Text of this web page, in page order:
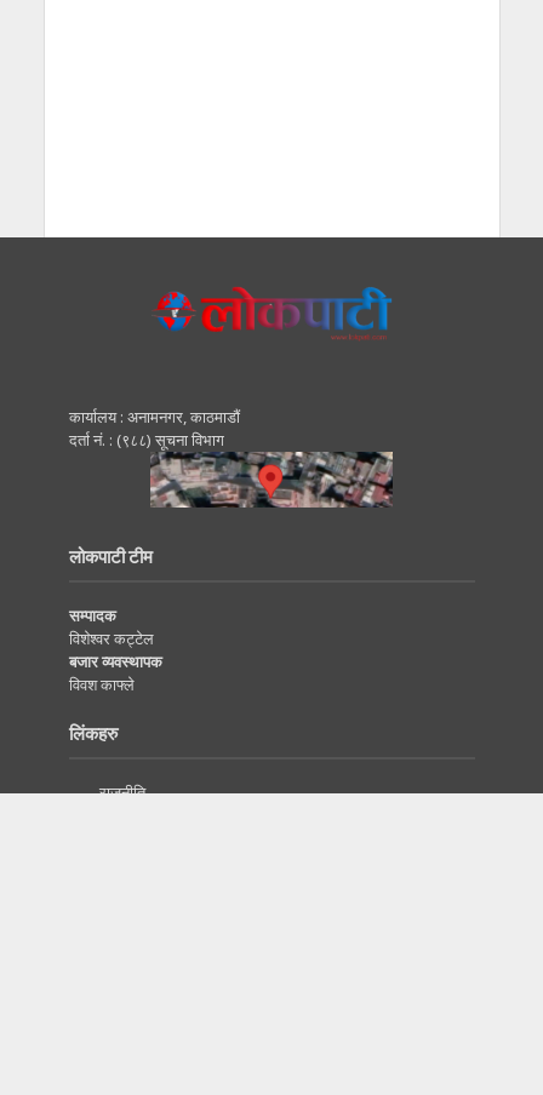
कार्यालय : अनामनगर, काठमाडाैं
दर्ता नं. : (९८८) सूचना विभाग
लोकपाटी टीम
सम्पादक
विशेश्वर कट्टेल
बजार व्यवस्थापक
विवश काफ्ले
लिंकहरु
राजनीति